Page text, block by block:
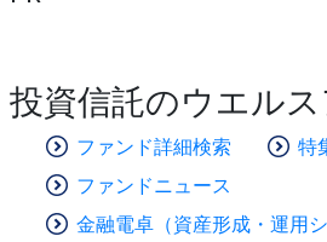
投資信託のウエル
ファンド詳細検索
特
ファンドニュース
金融電卓（資産形成・運用